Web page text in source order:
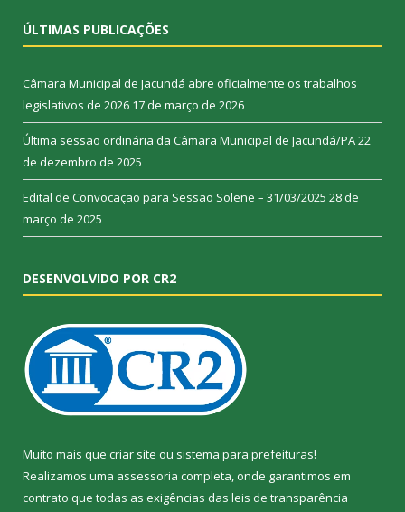
ÚLTIMAS PUBLICAÇÕES
Câmara Municipal de Jacundá abre oficialmente os trabalhos
legislativos de 2026 17 de março de 2026
Última sessão ordinária da Câmara Municipal de Jacundá/PA22
de dezembro de 2025
Edital de Convocação para Sessão Solene – 31/03/2025 28 de
março de 2025
DESENVOLVIDO POR CR2
Muito mais que criar site ou sistema para prefeituras!
Realizamos uma assessoria completa, onde garantimos em
contrato que todas as exigências das leis de transparência